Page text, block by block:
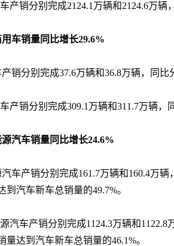
产销分别完成2124.1万辆和2124.6万辆
用车销量同比增长29.6%
销分别完成37.6万辆和36.8万辆，同比
产销分别完成309.1万辆和311.7万辆，
汽车销量同比增长24.6%
车产销分别完成161.7万辆和160.4万辆
到汽车新车总销量的49.7%。
汽车产销分别完成1124.3万辆和1122.8
量达到汽车新车总销量的46.1%。